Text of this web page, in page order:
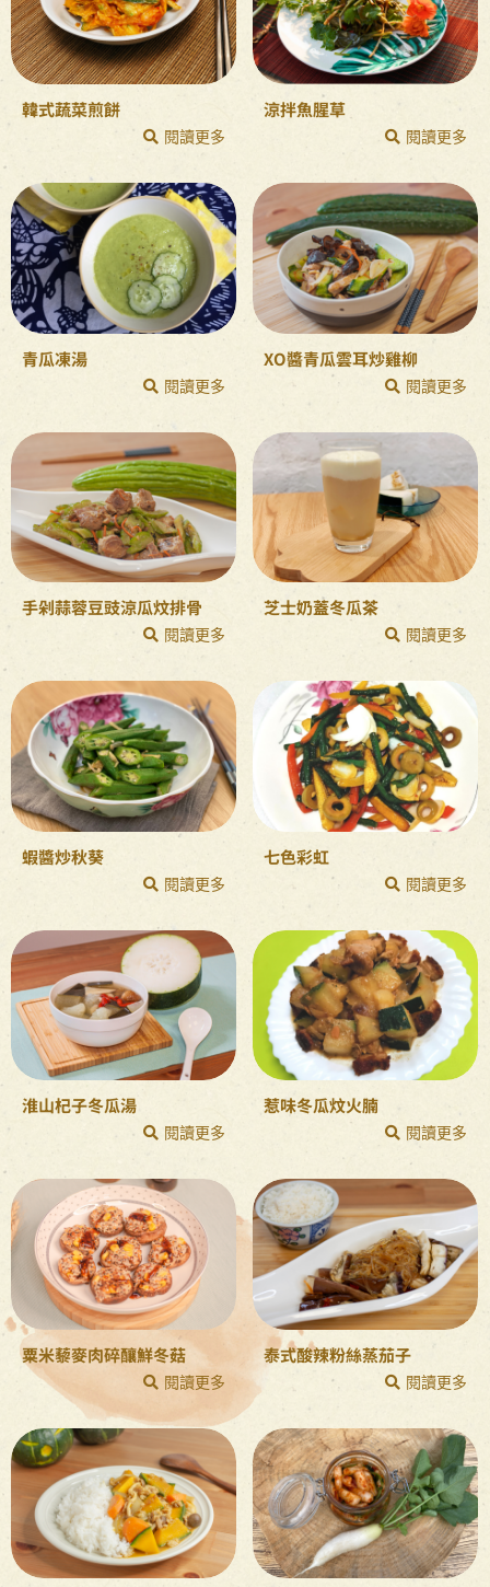
韓式蔬菜煎餅
閱讀更多
涼拌魚腥草
閱讀更多
青瓜凍湯
閱讀更多
XO醬青瓜雲耳炒雞柳
閱讀更多
手剁蒜蓉豆豉涼瓜炆排骨
閱讀更多
芝士奶蓋冬瓜茶
閱讀更多
蝦醬炒秋葵
閱讀更多
七色彩虹
閱讀更多
淮山杞子冬瓜湯
閱讀更多
惹味冬瓜炆火腩
閱讀更多
粟米藜麥肉碎釀鮮冬菇
閱讀更多
泰式酸辣粉絲蒸茄子
閱讀更多